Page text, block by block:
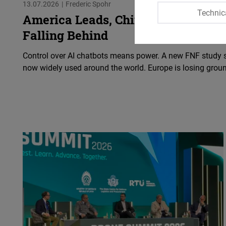
13.07.2026 Frederic Spohr
America Leads, China Is Catching
Falling Behind
Control over AI chatbots means power. A new FNF
now widely used around the world. Europe is losing